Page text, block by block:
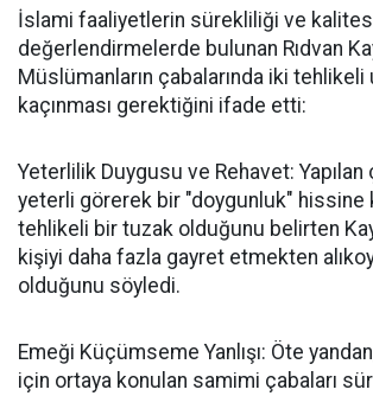
İslami faaliyetlerin sürekliliği ve
değerlendirmelerde bulunan Rıdvan
Müslümanların çabalarında iki tehlikeli
kaçınması gerektiğini ifade etti:
Yeterlilik Duygusu ve Rehavet: Yapılan
yeterli görerek bir "doygunluk" hissine
tehlikeli bir tuzak olduğunu belirten
kişiyi daha fazla gayret etmekten
olduğunu söyledi.
Emeği Küçümseme Yanlışı: Öte
için ortaya konulan samimi çabaları